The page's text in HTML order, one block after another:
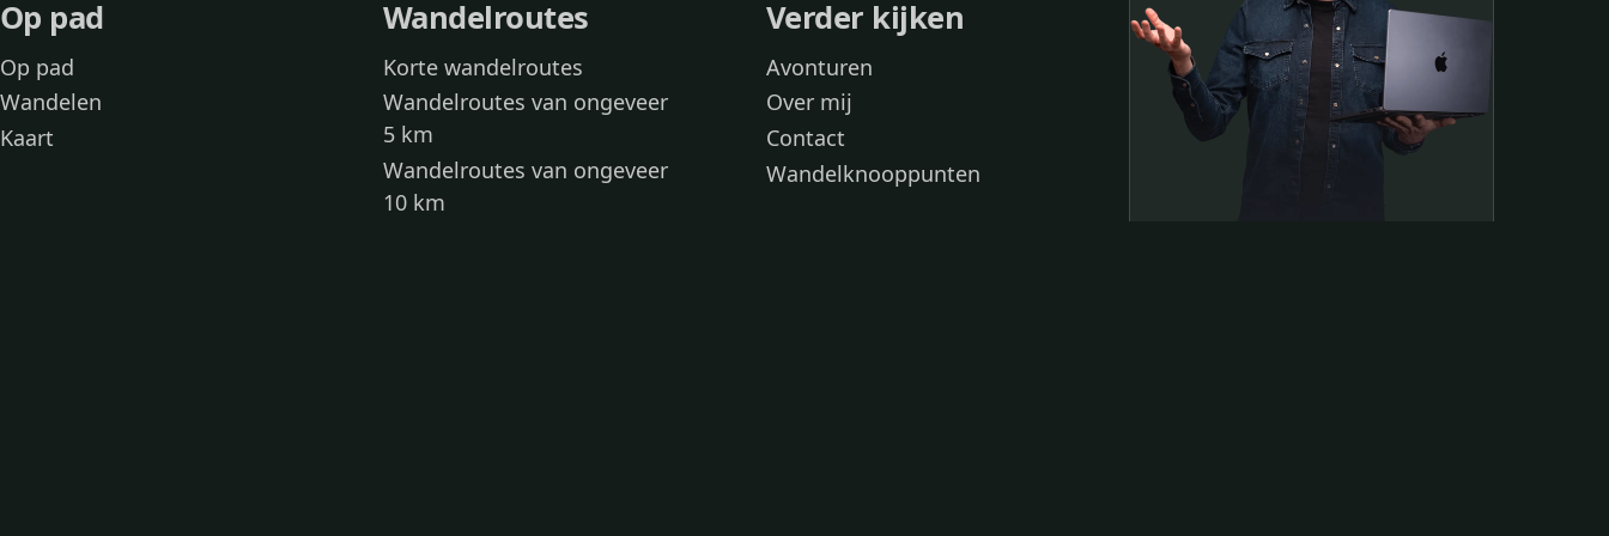
Op pad
Op pad
Wandelen
Kaart
Wandelroutes
Korte wandelroutes
Wandelroutes van ongeveer
5 km
Wandelroutes van ongeveer
10 km
Verder kijken
Avonturen
Over mij
Contact
Wandelknooppunten